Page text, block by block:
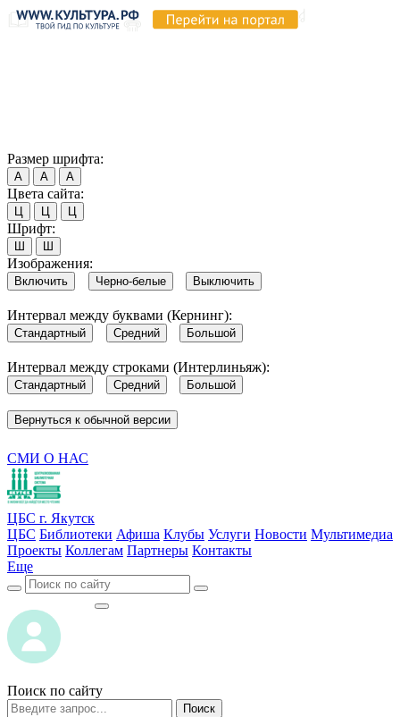
Размер шрифта:
А А А
Цвета сайта:
Ц Ц Ц
Шрифт:
Ш Ш
Изображения:
Включить Черно-белые Выключить
Интервал между буквами (Кернинг):
Стандартный Средний Большой
Интервал между строками (Интерлиньяж):
Стандартный Средний Большой
Вернуться к обычной версии
СМИ О НАС
ЦБС г. Якутск
ЦБС Библиотеки Афиша Клубы Услуги Новости Мультимедиа
Проекты Коллегам Партнеры Контакты
Еще
Поиск по сайту
Поиск